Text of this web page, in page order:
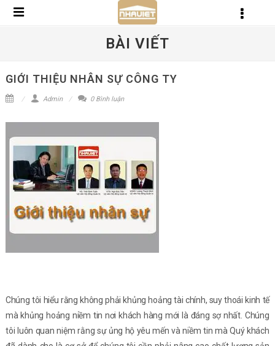
BÀI VIẾT
GIỚI THIỆU NHÂN SỰ CÔNG TY
Admin 0 Bình luận
Chúng tôi hiểu rằng không phải khủng hoảng tài chính, suy thoái kinh tế
mà khủng hoảng niềm tin nơi khách hàng mới là đáng sợ nhất. Chúng
tôi luôn quan niệm rằng sự ủng hộ yêu mến và niềm tin mà Quý khách